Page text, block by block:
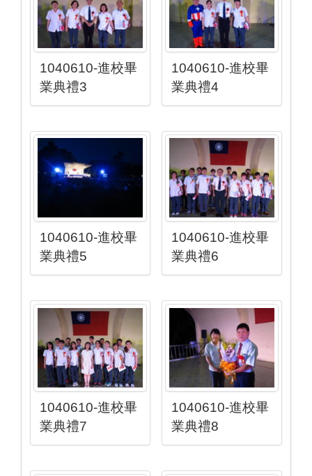
1040610-進校畢
業典禮3
1040610-進校畢
業典禮4
1040610-進校畢
業典禮5
1040610-進校畢
業典禮6
1040610-進校畢
業典禮7
1040610-進校畢
業典禮8